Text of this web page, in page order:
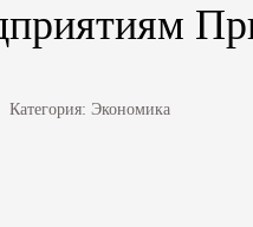
Категория: Экономика